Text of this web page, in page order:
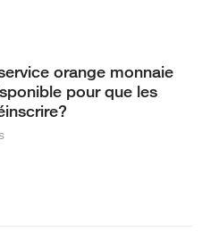
orange monnaie
pour que les